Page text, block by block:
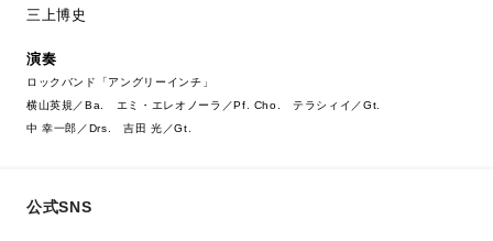
三上博史
演奏
ロックバンド「アングリーインチ」
横山英規／Ba. エミ・エレオノーラ／Pf. Cho. テラシィイ／Gt.
中 幸一郎／Drs. 吉田 光／Gt.
公式SNS